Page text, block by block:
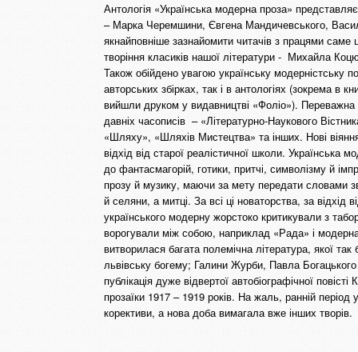
Антологія «Українська модерна проза»
– Марка Черемшини, Євгена Мандичевського,
якнайповніше зазнайомити читачів з працями саме
творіння класиків нашої літератури - Михайла
Також обійдено увагою українську модерністську
авторських збірках, так і в антологіях (зокрема в
вийшли друком у видавництві «Фоліо»). Переважна
давніх часописів – «Літературно-Наукового
«Шляху», «Шляхів Мистецтва» та інших. Нові
відхід від старої реалістичної школи. Українська
до фантасмагорій, готики, притчі, символізму й
прозу й музику, маючи за мету передати словами
й селяни, а митці. За всі ці новаторства, за відхід
українського модерну жорстоко критикували з
ворогували між собою, наприклад «Рада» і модерна
витворилася багата полемічна література, якої
львівську богему; Галини Журби, Павла
публікація дуже відвертої автобіографічної
прозаїки 1917 – 1919 років. На жаль, ранній
корективи, а нова доба вимагала вже інших творів.